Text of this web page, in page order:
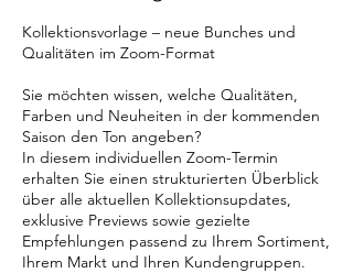
Kollektionsvorlage – neue Bunches und
Qualitäten im Zoom-Format
Sie möchten wissen, welche Qualitäten,
Farben und Neuheiten in der kommenden
Saison den Ton angeben?
In diesem individuellen Zoom-Termin
erhalten Sie einen strukturierten Überblick
über alle aktuellen Kollektionsupdates,
exklusive Previews sowie gezielte
Empfehlungen passend zu Ihrem Sortiment,
Ihrem Markt und Ihren Kundengruppen.